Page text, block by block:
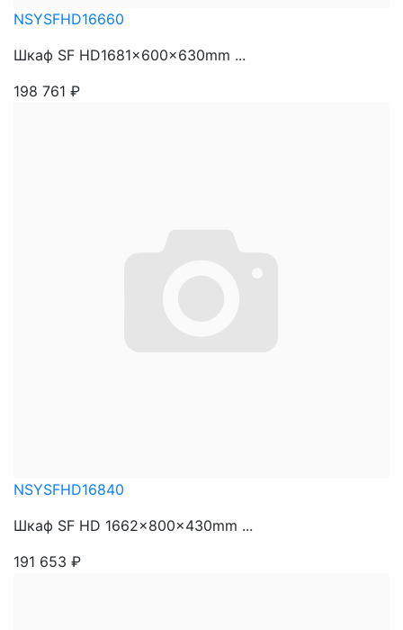
NSYSFHD16660
Шкаф SF HD1681x600x630mm ...
198 761 ₽
NSYSFHD16840
Шкаф SF HD 1662x800x430mm ...
191 653 ₽